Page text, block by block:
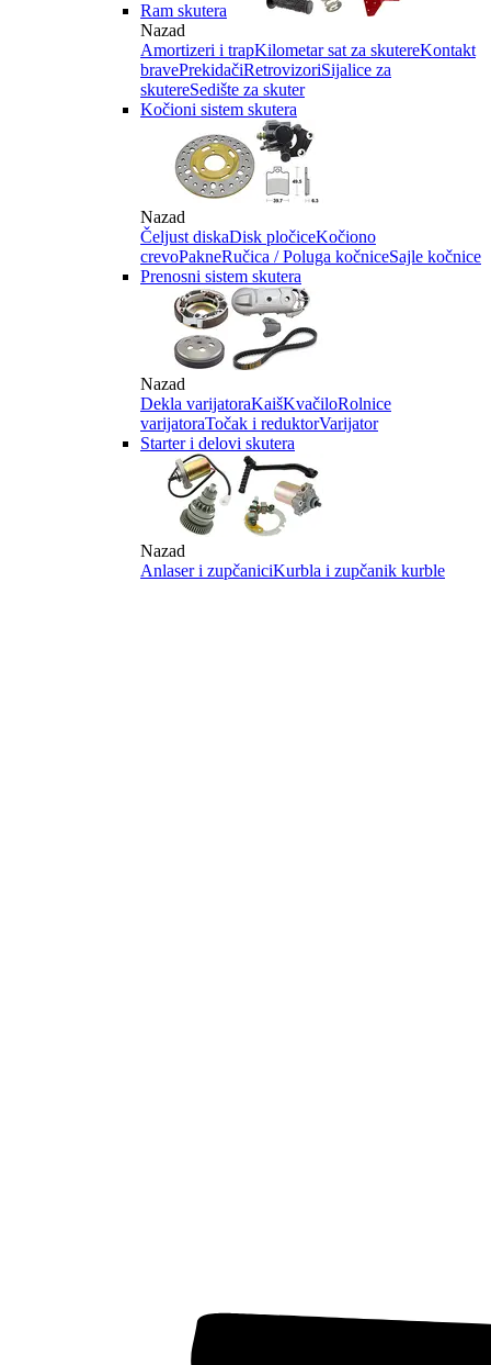
Ram skutera
Nazad
Amortizeri i trapKilometar sat za skutereKontakt
bravePrekidačiRetrovizoriSijalice za
skutereSedište za skuter
Kočioni sistem skutera
Nazad
Čeljust diskaDisk pločiceKočiono
crevoPakneRučica / Poluga kočniceSajle kočnice
Prenosni sistem skutera
Nazad
Dekla varijatoraKaišKvačiloRolnice
varijatoraTočak i reduktorVarijator
Starter i delovi skutera
Nazad
Anlaser i zupčaniciKurbla i zupčanik kurble